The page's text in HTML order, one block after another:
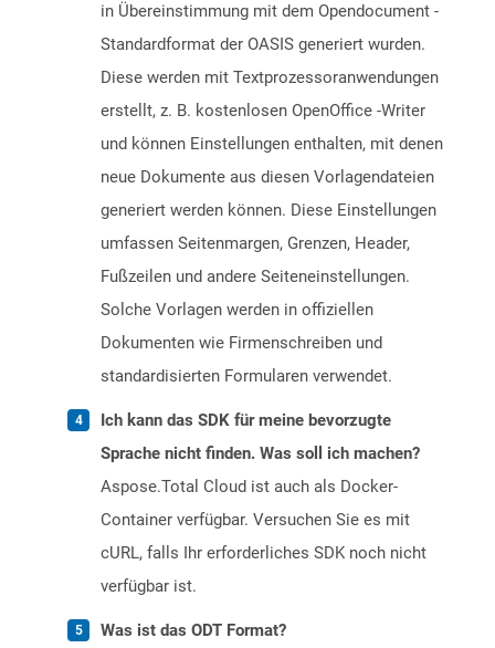
in Übereinstimmung mit dem Opendocument -
Standardformat der OASIS generiert wurden.
Diese werden mit Textprozessoranwendungen
erstellt, z. B. kostenlosen OpenOffice -Writer
und können Einstellungen enthalten, mit denen
neue Dokumente aus diesen Vorlagendateien
generiert werden können. Diese Einstellungen
umfassen Seitenmargen, Grenzen, Header,
Fußzeilen und andere Seiteneinstellungen.
Solche Vorlagen werden in offiziellen
Dokumenten wie Firmenschreiben und
standardisierten Formularen verwendet.
Ich kann das SDK für meine bevorzugte
Sprache nicht finden. Was soll ich machen?
Aspose.Total Cloud ist auch als Docker-
Container verfügbar. Versuchen Sie es mit
cURL, falls Ihr erforderliches SDK noch nicht
verfügbar ist.
Was ist das ODT Format?